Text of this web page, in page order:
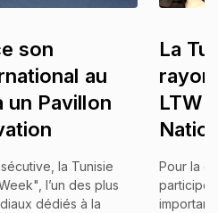
son
au
un Pavillon
la Tunisie
l’un des plus
dédiés à la
La
LTW
Pour la
participe